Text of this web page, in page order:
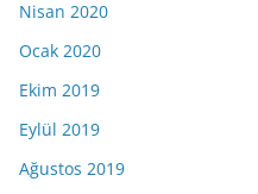
Nisan 2020
Ocak 2020
Ekim 2019
Eylül 2019
Ağustos 2019